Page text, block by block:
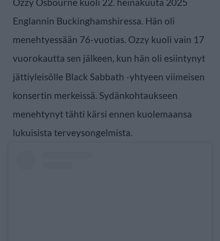
Englannin Buckinghamshiressa. Hän oli
menehtyessään 76-vuotias. Ozzy kuoli vain 17
vuorokautta sen jälkeen, kun hän oli esiintynyt
jättiyleisölle Black Sabbath -yhtyeen viimeisen
konsertin merkeissä. Sydänkohtaukseen
menehtynyt tähti kärsi ennen kuolemaansa
lukuisista terveysongelmista.